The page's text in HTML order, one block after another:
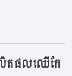
លិតផលឈើកែ